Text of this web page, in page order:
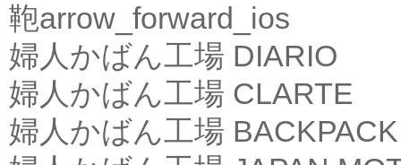
鞄arrow_forward_ios
婦人かばん工場 DIARIO
婦人かばん工場 CLARTE
婦人かばん工場 BACKPACK